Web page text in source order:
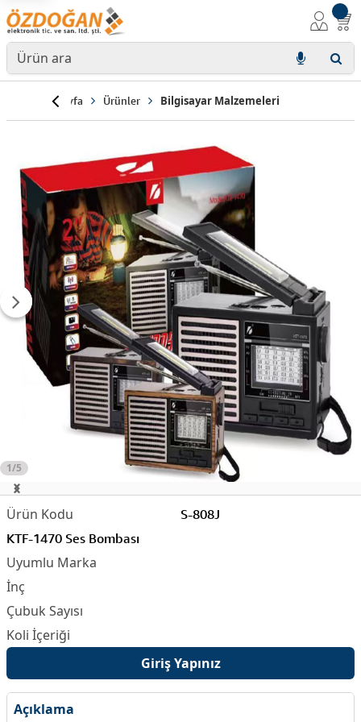
Anasayfa Ürünler Bilgisayar Malzemeleri
1/5
S-808J
KTF-1470 Ses Bombası
Giriş Yapınız
Açıklama